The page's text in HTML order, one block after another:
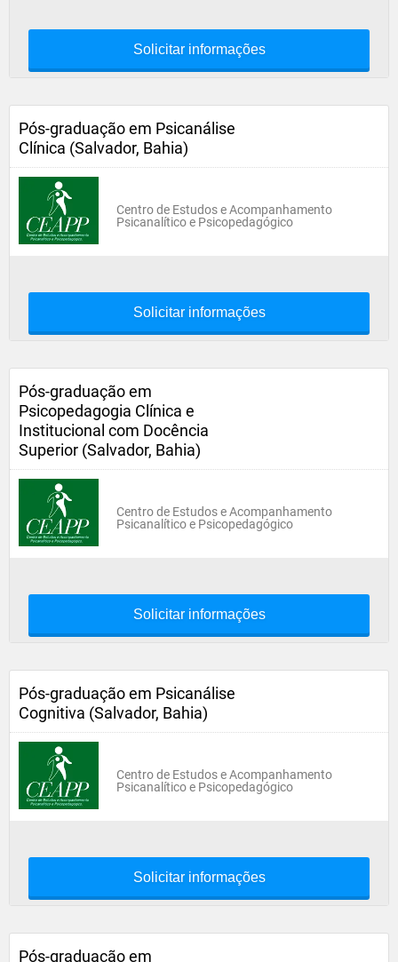
Solicitar informações
Pós-graduação em Psicanálise
Clínica (Salvador, Bahia)
Centro de Estudos e Acompanhamento
Psicanalítico e Psicopedagógico
Solicitar informações
Pós-graduação em
Psicopedagogia Clínica e
Institucional com Docência
Superior (Salvador, Bahia)
Centro de Estudos e Acompanhamento
Psicanalítico e Psicopedagógico
Solicitar informações
Pós-graduação em Psicanálise
Cognitiva (Salvador, Bahia)
Centro de Estudos e Acompanhamento
Psicanalítico e Psicopedagógico
Solicitar informações
Pós-graduação em